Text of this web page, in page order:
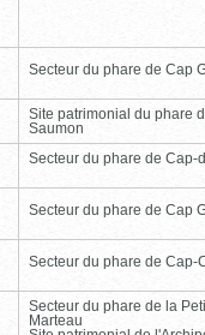
Secteur du phare de Cap
Site patrimonial du phare
Saumon
Secteur du phare de Cap-
Secteur du phare de Cap
Secteur du phare de Cap-
Secteur du phare de la
Marteau